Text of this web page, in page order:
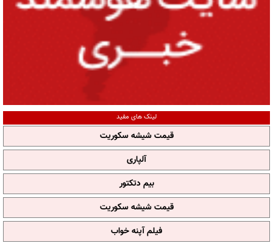
لینک های مفید
قیمت شیشه سکوریت
آلپاری
بیم دتکتور
قیمت شیشه سکوریت
فیلم آپنه خواب